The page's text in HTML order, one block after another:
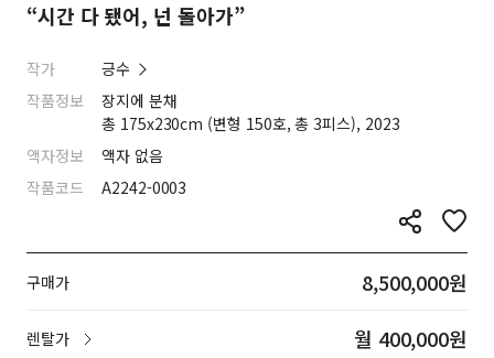
“시간 다 됐어, 넌 돌아가”
작가
긍수
작품정보
장지에 분채
총 175x230cm (변형 150호, 총 3피스), 2023
액자정보
액자 없음
작품코드
A2242-0003
구매가 8,500,000원
렌탈가 월 400,000원